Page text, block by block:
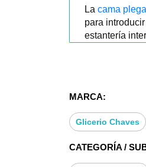
La cama
para
estantería
MARCA:
Glicerio Chaves
CATEGORÍA /